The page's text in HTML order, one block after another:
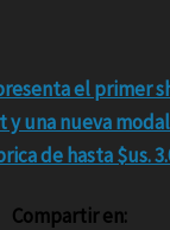
el primer
y una nueva
de hasta $us.
Compartir en: